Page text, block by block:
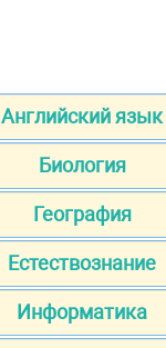
Английский язык
Биология
География
Естествознание
Информатика